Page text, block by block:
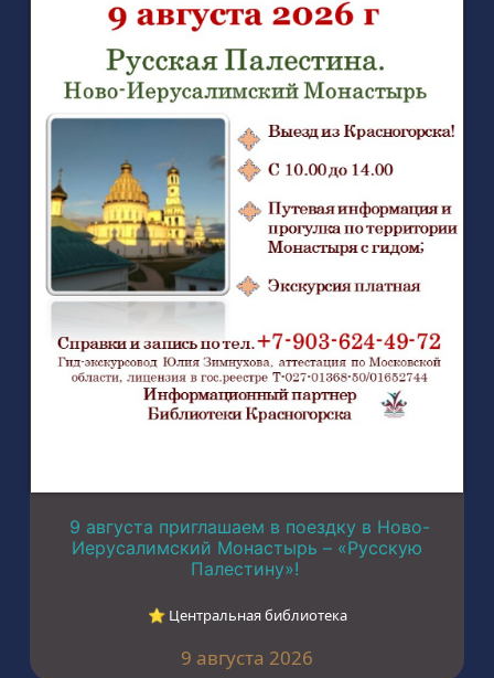
9 августа приглашаем в поездку в Ново-
Иерусалимский Монастырь – «Русскую
Палестину»!
⭐︎ Центральная библиотека
9 августа 2026